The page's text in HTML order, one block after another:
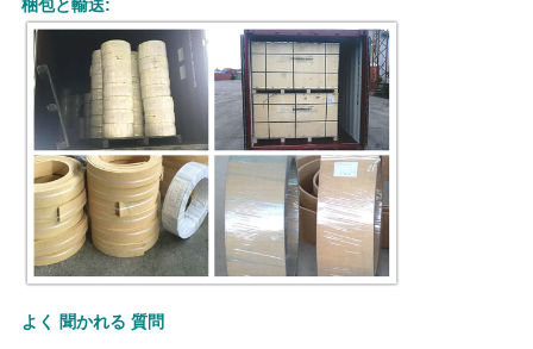
地
図
PRIVACY
POLICY
梱包と輸送:
よく 聞かれる 質問